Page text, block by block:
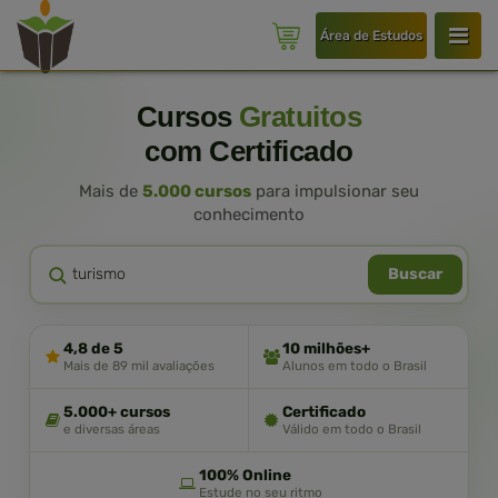
Área de Estudos
Cursos Gratuitos
com Certificado
Mais de 5.000 cursos para impulsionar seu
conhecimento
Buscar
4,8 de 5
Mais de 89 mil avaliações
10 milhões+
Alunos em todo o Brasil
5.000+ cursos
e diversas áreas
Certificado
Válido em todo o Brasil
100% Online
Estude no seu ritmo